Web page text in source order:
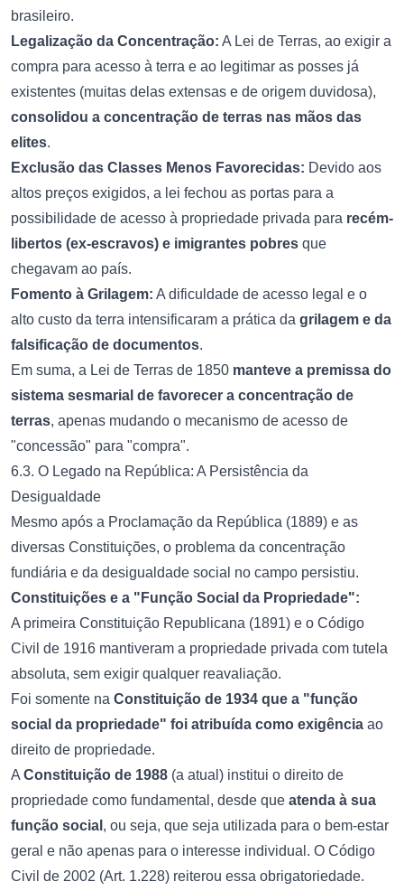
brasileiro.
Legalização da Concentração: A Lei de Terras, ao exigir a
compra para acesso à terra e ao legitimar as posses já
existentes (muitas delas extensas e de origem duvidosa),
consolidou a concentração de terras nas mãos das
elites.
Exclusão das Classes Menos Favorecidas: Devido aos
altos preços exigidos, a lei fechou as portas para a
possibilidade de acesso à propriedade privada para recém-
libertos (ex-escravos) e imigrantes pobres que
chegavam ao país.
Fomento à Grilagem: A dificuldade de acesso legal e o
alto custo da terra intensificaram a prática da grilagem e da
falsificação de documentos.
Em suma, a Lei de Terras de 1850 manteve a premissa do
sistema sesmarial de favorecer a concentração de
terras, apenas mudando o mecanismo de acesso de
"concessão" para "compra".
6.3. O Legado na República: A Persistência da
Desigualdade
Mesmo após a Proclamação da República (1889) e as
diversas Constituições, o problema da concentração
fundiária e da desigualdade social no campo persistiu.
Constituições e a "Função Social da Propriedade":
A primeira Constituição Republicana (1891) e o Código
Civil de 1916 mantiveram a propriedade privada com tutela
absoluta, sem exigir qualquer reavaliação.
Foi somente na Constituição de 1934 que a "função
social da propriedade" foi atribuída como exigência ao
direito de propriedade.
A Constituição de 1988 (a atual) institui o direito de
propriedade como fundamental, desde que atenda à sua
função social , ou seja, que seja utilizada para o bem-estar
geral e não apenas para o interesse individual. O Código
Civil de 2002 (Art. 1.228) reiterou essa obrigatoriedade.